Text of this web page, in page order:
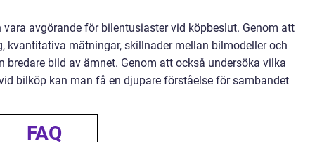
avgörande för bilentusiaster vid köpbeslut. Genom att
kvantitativa mätningar, skillnader mellan bilmodeller och
bredare bild av ämnet. Genom att också undersöka vilka
bilköp kan man få en djupare förståelse för sambandet
FAQ